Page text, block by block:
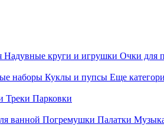
Надувные круги и игрушки Очки для
наборы Куклы и пупсы Еще
Треки Парковки
ванной Погремушки Палатки